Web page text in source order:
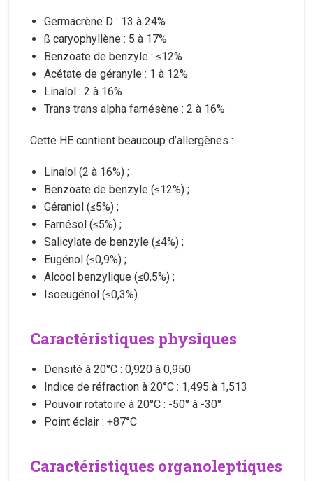
Germacrène D : 13 à 24%
ß caryophyllène : 5 à 17%
Benzoate de benzyle : ≤12%
Acétate de géranyle : 1 à 12%
Linalol : 2 à 16%
Trans trans alpha farnésène : 2 à 16%
Cette HE contient beaucoup d’allergènes :
Linalol (2 à 16%) ;
Benzoate de benzyle (≤12%) ;
Géraniol (≤5%) ;
Farnésol (≤5%) ;
Salicylate de benzyle (≤4%) ;
Eugénol (≤0,9%) ;
Alcool benzylique (≤0,5%) ;
Isoeugénol (≤0,3%).
Caractéristiques physiques
Densité à 20°C : 0,920 à 0,950
Indice de réfraction à 20°C : 1,495 à 1,513
Pouvoir rotatoire à 20°C : -50° à -30°
Point éclair : +87°C
Caractéristiques organoleptiques